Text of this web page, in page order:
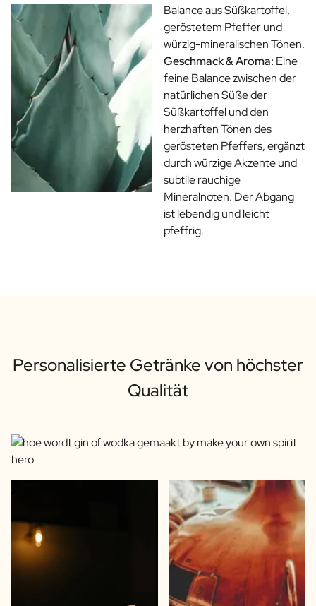
Balance aus Süßkartoffel,
geröstetem Pfeffer und
würzig-mineralischen Tönen.
Geschmack & Aroma: Eine
feine Balance zwischen der
natürlichen Süße der
Süßkartoffel und den
herzhaften Tönen des
gerösteten Pfeffers, ergänzt
durch würzige Akzente und
subtile rauchige
Mineralnoten. Der Abgang
ist lebendig und leicht
pfeffrig.
Personalisierte Getränke von höchster
Qualität